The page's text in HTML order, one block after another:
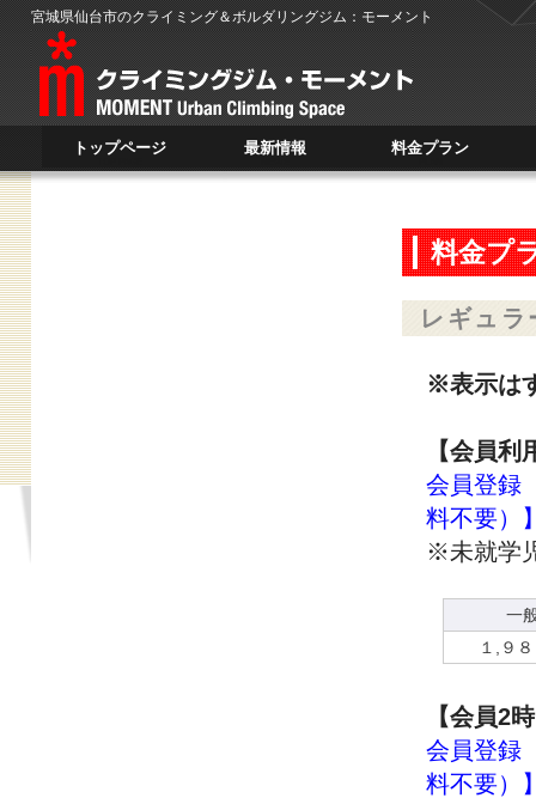
宮城県仙台市のクライミング＆ボルダリングジム：モーメント
トップページ 最新情報 料金プラン
料金プ
レギュ
※表示は
【会員
会員登録
料不要）
※未就学
一
１,９
【会員2
会員登録
料不要）